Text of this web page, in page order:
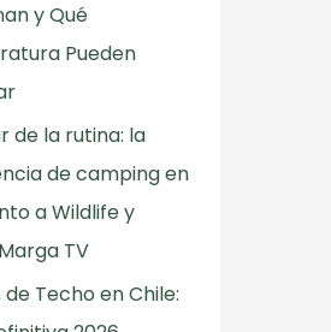
y Qué
Pueden
de la rutina: la
de camping en
a Wildlife y
TV
Techo en Chile: